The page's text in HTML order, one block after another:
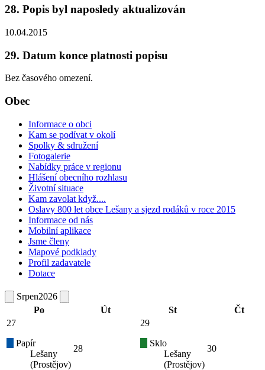
28. Popis byl naposledy aktualizován
10.04.2015
29. Datum konce platnosti popisu
Bez časového omezení.
Obec
Informace o obci
Kam se podívat v okolí
Spolky & sdružení
Fotogalerie
Nabídky práce v regionu
Hlášení obecního rozhlasu
Životní situace
Kam zavolat když....
Oslavy 800 let obce Lešany a sjezd rodáků v roce 2015
Informace od nás
Mobilní aplikace
Jsme členy
Mapové podklady
Profil zadavatele
Dotace
Srpen2026
Po
Út St
Čt
27
Papír
Lešany
(Prostějov)
28
29
Sklo
Lešany
(Prostějov)
30